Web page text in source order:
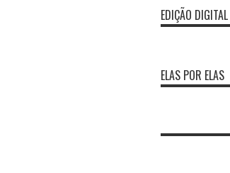
EDIÇÃO
ELAS POR ELAS